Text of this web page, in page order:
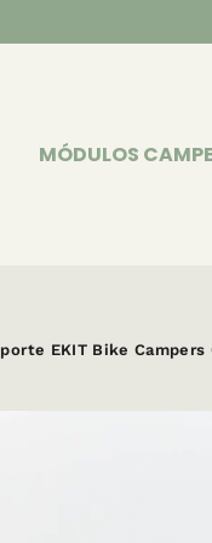
MÓDULOS
EKIT Bike Campers